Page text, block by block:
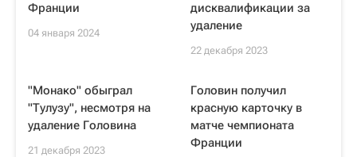
Франции
04 января 2024
дисквалификации за
удаление
22 декабря 2023
"Монако" обыграл
"Тулузу", несмотря на
удаление Головина
21 декабря 2023
Головин получил
красную карточку в
матче чемпионата
Франции